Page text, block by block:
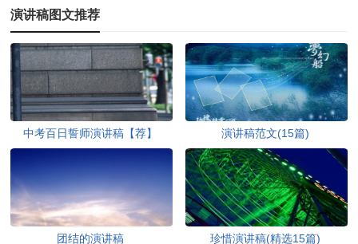
演讲稿图文推荐
中考百日誓师演讲稿【荐】 演讲稿范文(15篇)
团结的演讲稿 珍惜演讲稿(精选15篇)